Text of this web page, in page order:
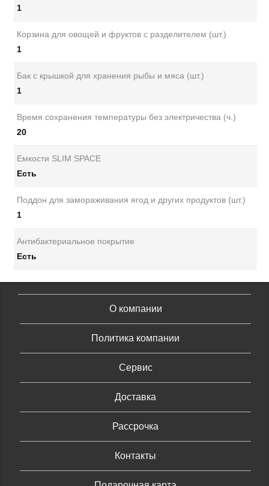
1
Корзина для овощей и фруктов с разделителем (шт.)
1
Бак с крышкой для хранения рыбы и мяса (шт.)
1
Время сохранения температуры без электричества (ч.)
20
Емкости SLIM SPACE
Есть
Поддон для замораживания ягод и других продуктов (шт.)
1
Антибактериальное покрытие
Есть
О компании
Политика компании
Сервис
Доставка
Рассрочка
Контакты